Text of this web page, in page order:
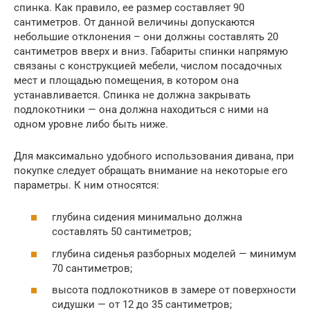
спинка. Как правило, ее размер составляет 90
сантиметров. От данной величины допускаются
небольшие отклонения – они должны составлять 20
сантиметров вверх и вниз. Габариты спинки напрямую
связаны с конструкцией мебели, числом посадочных
мест и площадью помещения, в котором она
устанавливается. Спинка не должна закрывать
подлокотники — она должна находиться с ними на
одном уровне либо быть ниже.
Для максимально удобного использования дивана, при
покупке следует обращать внимание на некоторые его
параметры. К ним относятся:
глубина сидения минимально должна
составлять 50 сантиметров;
глубина сиденья разборных моделей — минимум
70 сантиметров;
высота подлокотников в замере от поверхности
сидушки — от 12 до 35 сантиметров;